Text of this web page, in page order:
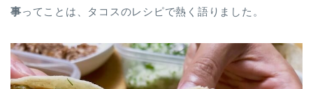
事ってことは、タコスのレシピで熱く語りました。